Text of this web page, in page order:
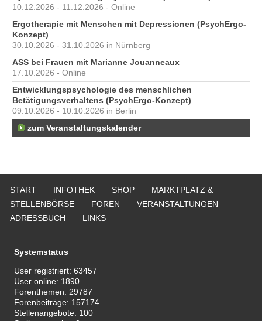
10.12.2026 - 11.12.2026 - Online
Ergotherapie mit Menschen mit Depressionen (PsychErgo-
Konzept)
30.10.2026 - 31.10.2026 in Nürnberg
ASS bei Frauen mit Marianne Jouanneaux
17.10.2026 - Online
Entwicklungspsychologie des menschlichen
Betätigungsverhaltens (PsychErgo-Konzept)
09.10.2026 - 10.10.2026 in Berlin
zum Veranstaltungskalender
START INFOTHEK SHOP
MARKTPLATZ &
STELLENBÖRSE
FOREN
VERANSTALTUNGEN
ADRESSBUCH
LINKS
Systemstatus
User registriert:63457
User online: 1890
Forenthemen: 29787
Forenbeiträge: 157174
Stellenangebote: 100